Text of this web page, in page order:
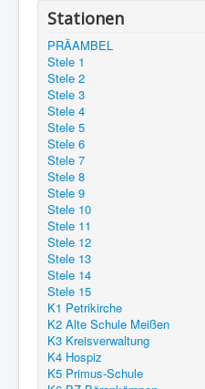
Stationen
PRÄAMBEL
Stele 1
Stele 2
Stele 3
Stele 4
Stele 5
Stele 6
Stele 7
Stele 8
Stele 9
Stele 10
Stele 11
Stele 12
Stele 13
Stele 14
Stele 15
K1 Petrikirche
K2 Alte Schule Meißen
K3 Kreisverwaltung
K4 Hospiz
K5 Primus-Schule